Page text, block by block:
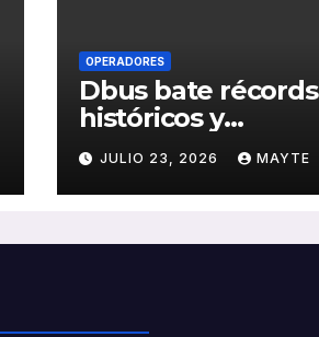
OPERADORES
Dbus bate récords
históricos y
consolida el auge
del transporte
público en San
JULIO 23, 2026 MAYTE